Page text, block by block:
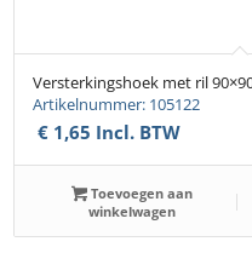
Versterkingshoek met ril
Artikelnummer: 105122
€ 1,65 Incl. BTW
Toevoegen aan
winkelwagen